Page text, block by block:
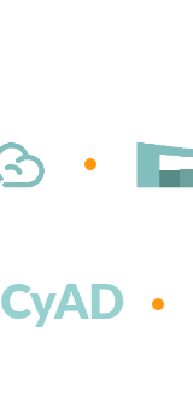
CyAD